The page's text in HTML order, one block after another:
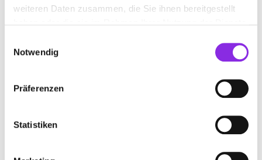
weiteren Daten zusammen, die Sie ihnen bereitgestellt
Notwendig
Präferenzen
Statistiken
TRIERER OBSTHAUS GMBH
bauer-grundhoefer-trier.de